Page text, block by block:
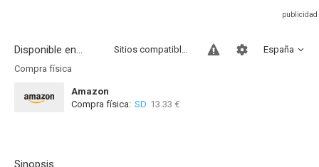
Disponible en... España
Sitios compatibles
Compra física
Amazon
Compra física: SD 13.33 €
Sinopsis